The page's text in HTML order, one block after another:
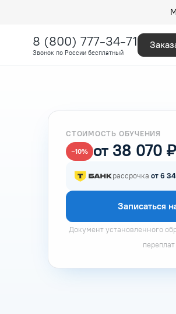
8 (800) 777-34-71
Звонок по России бесплатный
СТОИМОСТЬ ОБУЧЕНИЯ
−10% от 38 070 ₽
рассрочка от 6
Записаться
Документ установленного
переплат